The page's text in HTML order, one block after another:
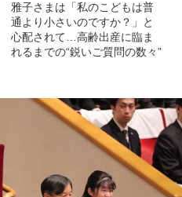
雅子さまは「私のこどもは普
通より小さいのですか？」と
心配されて…高齢出産に臨ま
れるまでの“鋭いご質問の数々”